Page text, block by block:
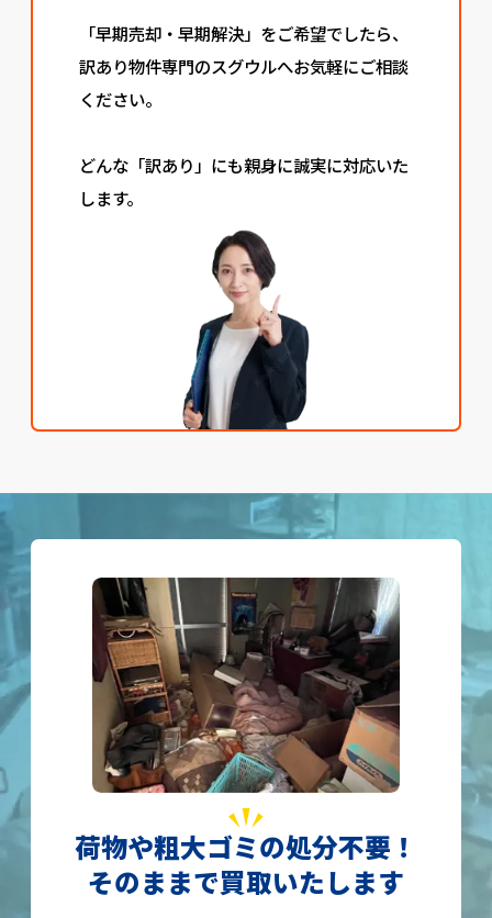
「早期売却・早期解決」をご希望でしたら、
訳あり物件専門のスグウルへお気軽にご相談
ください。
どんな「訳あり」にも親身に誠実に対応いた
します。
荷物や粗大ゴミの処分不要！
そのままで買取いたします